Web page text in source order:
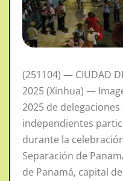
(251104) — CIUDAD
2025 (Xinhua) —
2025 de
independientes
durante la
Separación de
de Panamá, capital